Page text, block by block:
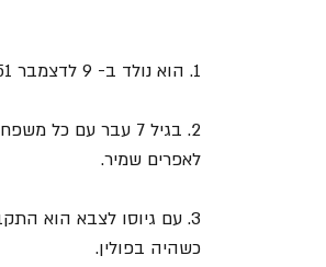
1. הוא נולד ב- 9 לדצמבר 1951 בסיביר שבברית המועצות, בשם יפים "פימה" שמוּקלר.
2. בגיל 7 עבר עם
לאפרים שמיר.
3. עם גיוסו לצבא הוא
כשהיה בפולין.